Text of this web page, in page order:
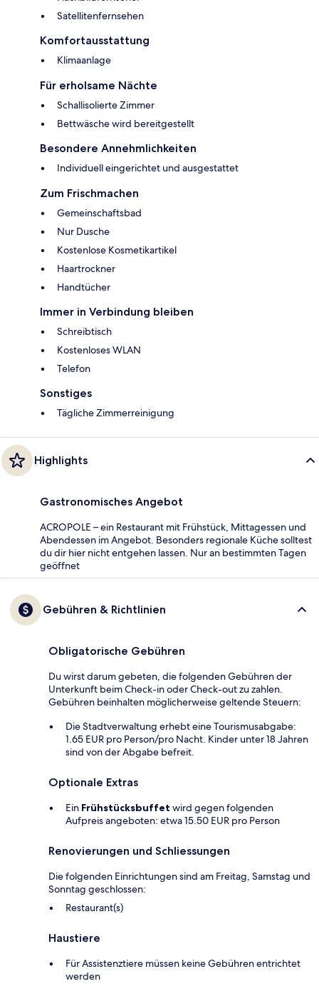
Satellitenfernsehen
Komfortausstattung
Klimaanlage
Für erholsame Nächte
Schallisolierte Zimmer
Bettwäsche wird bereitgestellt
Besondere Annehmlichkeiten
Individuell eingerichtet und ausgestattet
Zum Frischmachen
Gemeinschaftsbad
Nur Dusche
Kostenlose Kosmetikartikel
Haartrockner
Handtücher
Immer in Verbindung bleiben
Schreibtisch
Kostenloses WLAN
Telefon
Sonstiges
Tägliche Zimmerreinigung
Highlights
Gastronomisches Angebot
ACROPOLE – ein Restaurant mit Frühstück, Mittagessen und
Abendessen im Angebot. Besonders regionale Küche solltest
du dir hier nicht entgehen lassen. Nur an bestimmten Tagen
geöffnet
Gebühren & Richtlinien
Obligatorische Gebühren
Du wirst darum gebeten, die folgenden Gebühren der
Unterkunft beim Check-in oder Check-out zu zahlen.
Gebühren beinhalten möglicherweise geltende Steuern:
Die Stadtverwaltung erhebt eine Tourismusabgabe:
1.65 EUR pro Person/pro Nacht. Kinder unter 18 Jahren
sind von der Abgabe befreit.
Optionale Extras
Ein Frühstücksbuffet wird gegen folgenden
Aufpreis angeboten: etwa 15.50 EUR pro Person
Renovierungen und Schliessungen
Die folgenden Einrichtungen sind am Freitag, Samstag und
Sonntag geschlossen:
Restaurant(s)
Haustiere
Für Assistenztiere müssen keine Gebühren entrichtet
werden